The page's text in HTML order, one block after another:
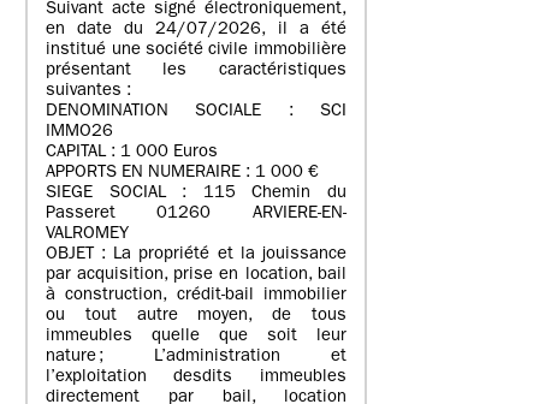
Suivant acte signé électroniquement,
en date du 24/07/2026, il a été
institué une société civile immobilière
présentant les caractéristiques
suivantes :
DENOMINATION SOCIALE : SCI
IMMO26
CAPITAL : 1 000 Euros
APPORTS EN NUMERAIRE : 1 000 €
SIEGE SOCIAL : 115 Chemin du
Passeret 01260 ARVIERE-EN-
VALROMEY
OBJET : La propriété et la jouissance
par acquisition, prise en location, bail
à construction, crédit-bail immobilier
ou tout autre moyen, de tous
immeubles quelle que soit leur
nature ; L’administration et
l’exploitation desdits immeubles
directement par bail, location